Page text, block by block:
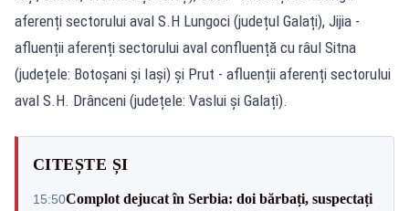
aferenți sectorului aval S.H Lungoci (județul Galați), Jijia -
afluenții aferenți sectorului aval confluență cu râul Sitna
(județele: Botoșani și Iași) și Prut - afluenții aferenți sectorului
aval S.H. Drânceni (județele: Vaslui și Galați).
CITEȘTE ȘI
15:50Complot dejucat în Serbia: doi bărbați, suspectați